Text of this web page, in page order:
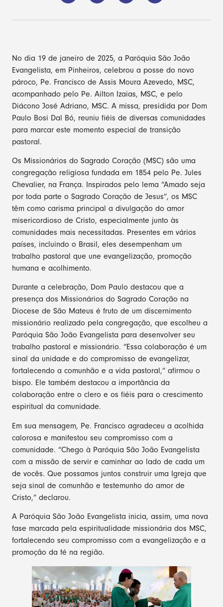
No dia 19 de janeiro de 2025, a Paróquia São João
Evangelista, em Pinheiros, celebrou a posse do novo
pároco, Pe. Francisco de Assis Moura Azevedo, MSC,
acompanhado pelo Pe. Ailton Izaias, MSC, e pelo
Diácono José Adriano, MSC. A missa, presidida por Dom
Paulo Bosi Dal Bó, reuniu fiéis de diversas comunidades
para marcar este momento especial de transição
pastoral.
Os Missionários do Sagrado Coração (MSC) são uma
congregação religiosa fundada em 1854 pelo Pe. Jules
Chevalier, na França. Inspirados pelo lema “Amado seja
por toda parte o Sagrado Coração de Jesus”, os MSC
têm como carisma principal a divulgação do amor
misericordioso de Cristo, especialmente junto às
comunidades mais necessitadas. Presentes em vários
países, incluindo o Brasil, eles desempenham um
trabalho pastoral que une evangelização, promoção
humana e acolhimento.
Durante a celebração, Dom Paulo destacou que a
presença dos Missionários do Sagrado Coração na
Diocese de São Mateus é fruto de um discernimento
missionário realizado pela congregação, que escolheu a
Paróquia São João Evangelista para desenvolver seu
trabalho pastoral e missionário. “Essa colaboração é um
sinal da unidade e do compromisso de evangelizar,
fortalecendo a comunhão e a vida pastoral,” afirmou o
bispo. Ele também destacou a importância da
colaboração entre o clero e os fiéis para o crescimento
espiritual da comunidade.
Em sua mensagem, Pe. Francisco agradeceu a acolhida
calorosa e manifestou seu compromisso com a
comunidade. “Chego à Paróquia São João Evangelista
com a missão de servir e caminhar ao lado de cada um
de vocês. Que possamos juntos construir uma Igreja que
seja sinal de comunhão e testemunho do amor de
Cristo,” declarou.
A Paróquia São João Evangelista inicia, assim, uma nova
fase marcada pela espiritualidade missionária dos MSC,
fortalecendo seu compromisso com a evangelização e a
promoção da fé na região.